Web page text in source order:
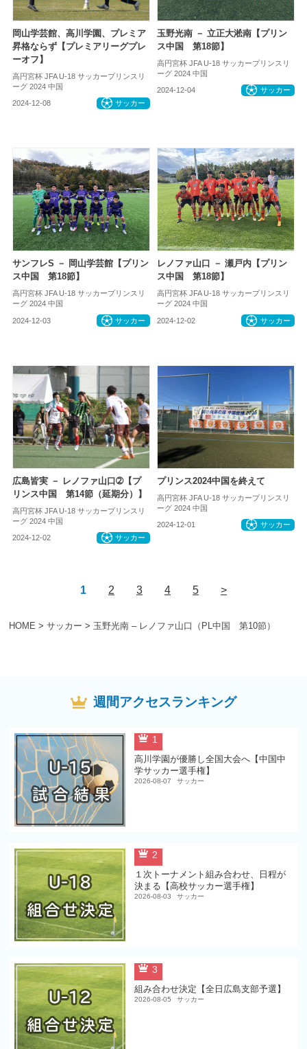
HOME > サッカー > 玉野光南 – レノファ山口（PL中国 第10節）
岡山学芸館、高川学園、プレミア
昇格ならず【プレミアリーグプレ
ーオフ】
高円宮杯 JFA U-18 サッカープリンスリ
ーグ 2024 中国
2024-12-08 サッカー
玉野光南 － 立正大淞南【プリン
ス中国 第18節】
高円宮杯 JFA U-18 サッカープリンスリ
ーグ 2024 中国
2024-12-04 サッカー
サンフレS － 岡山学芸館【プリン
ス中国 第18節】
高円宮杯 JFA U-18 サッカープリンスリ
ーグ 2024 中国
2024-12-03 サッカー
レノファ山口 － 瀬戸内【プリン
ス中国 第18節】
高円宮杯 JFA U-18 サッカープリンスリ
ーグ 2024 中国
2024-12-02 サッカー
広島皆実 － レノファ山口➁【プ
リンス中国 第14節（延期分）】
高円宮杯 JFA U-18 サッカープリンスリ
ーグ 2024 中国
2024-12-02 サッカー
プリンス2024中国を終えて
高円宮杯 JFA U-18 サッカープリンスリ
ーグ 2024 中国
2024-12-01 サッカー
1 2 3 4 5 >
週間アクセスランキング
1
高川学園が優勝し全国大会へ【中国中
学サッカー選手権】
2026-08-07 サッカー
2
１次トーナメント組み合わせ、日程が
決まる【高校サッカー選手権】
2026-08-03 サッカー
3
組み合わせ決定【全日広島支部予選】
2026-08-05 サッカー